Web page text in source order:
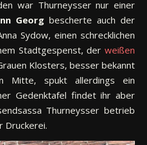
war Thurneysser nur einer
Georgbescherte auch der
Sydow, einen schrecklichen
Stadtgespenst, der weißen
Klosters, besser bekannt
Mitte, spukt allerdings ein
Gedenktafel findet ihr aber
Thurneysser betrieb
Druckerei.